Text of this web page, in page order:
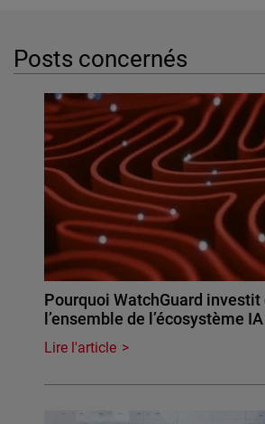
Posts concernés
Pourquoi WatchGuard investit
l’ensemble de l’écosystème IA
Lire l'article